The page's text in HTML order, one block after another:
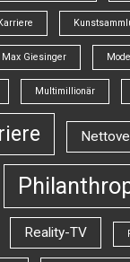
Max Giesinger
Multimillionär
Reality-TV